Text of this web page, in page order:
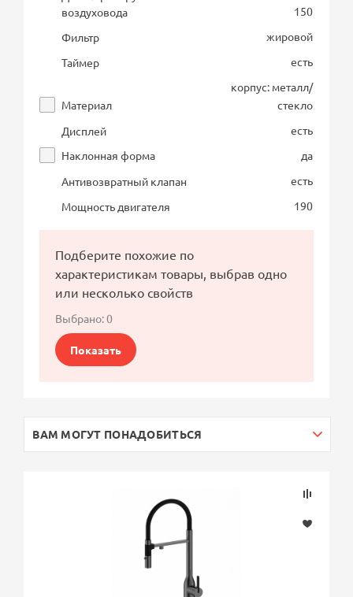
воздуховода
150
Фильтр
жировой
Таймер
есть
Материал
корпус: металл/
стекло
Дисплей
есть
Наклонная форма
да
Антивозвратный клапан
есть
Мощность двигателя
190
Подберите похожие по
характеристикам товары, выбрав одно
или несколько свойств
Выбрано:0
Показать
ВАМ МОГУТ ПОНАДОБИТЬСЯ